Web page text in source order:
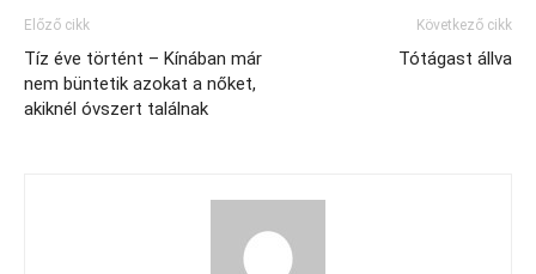
Előző cikk
Tíz éve történt – Kínában már
nem büntetik azokat a nőket,
akiknél óvszert találnak
Következő cikk
Tótágast állva